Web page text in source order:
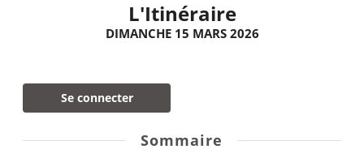
L'Itinéraire
DIMANCHE 15 MARS 2026
Se connecter
Sommaire